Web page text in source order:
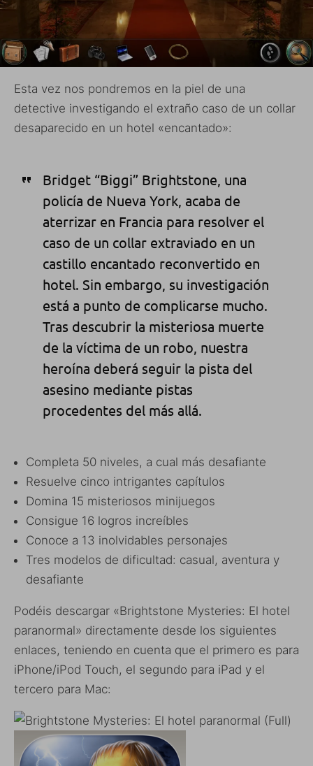
Esta vez nos pondremos en la piel de una
detective investigando el extraño caso de un collar
desaparecido en un hotel «encantado»:
Bridget “Biggi” Brightstone, una
policía de Nueva York, acaba de
aterrizar en Francia para resolver el
caso de un collar extraviado en un
castillo encantado reconvertido en
hotel. Sin embargo, su investigación
está a punto de complicarse mucho.
Tras descubrir la misteriosa muerte
de la víctima de un robo, nuestra
heroína deberá seguir la pista del
asesino mediante pistas
procedentes del más allá.
Completa 50 niveles, a cual más desafiante
Resuelve cinco intrigantes capítulos
Domina 15 misteriosos minijuegos
Consigue 16 logros increíbles
Conoce a 13 inolvidables personajes
Tres modelos de dificultad: casual, aventura y
desafiante
Podéis descargar «Brightstone Mysteries: El hotel
paranormal» directamente desde los siguientes
enlaces, teniendo en cuenta que el primero es para
iPhone/iPod Touch, el segundo para iPad y el
tercero para Mac: